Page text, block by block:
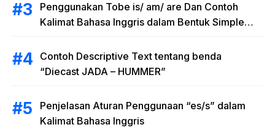
Penggunakan Tobe is/ am/ are Dan Contoh
Kalimat Bahasa Inggris dalam Bentuk Simple
Contoh Descriptive Text tentang benda
“Diecast JADA – HUMMER”
Penjelasan Aturan Penggunaan “es/s” dalam
Kalimat Bahasa Inggris